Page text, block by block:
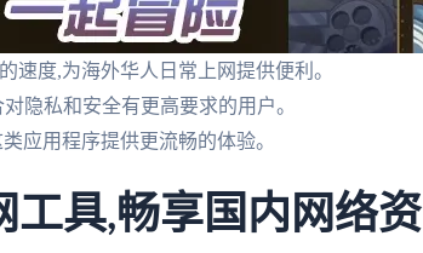
速度,为海外华人日常上网提供便利。
隐私和安全有更高要求的用户。
应用程序提供更流畅的体验。
工具,畅享国内网络资